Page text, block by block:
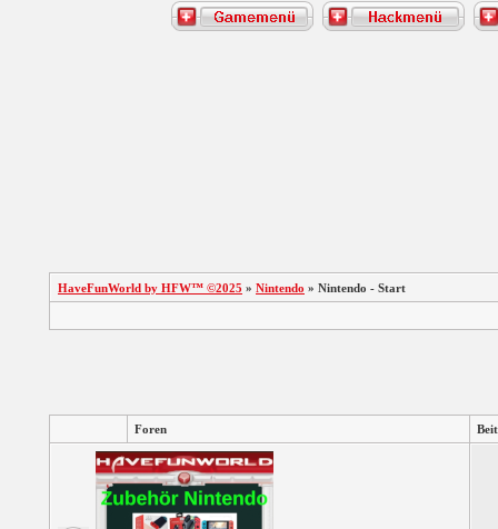
HaveFunWorld by HFW™ ©2025 » Nintendo » Nintendo - Start
Foren